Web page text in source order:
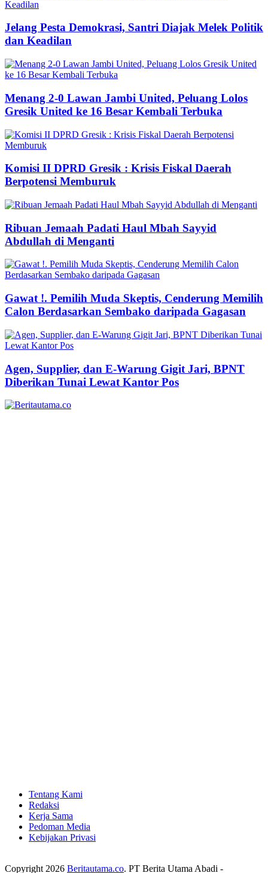
Jelang Pesta Demokrasi, Santri Diajak Melek Politik
dan Keadilan
Menang 2-0 Lawan Jambi United, Peluang Lolos
Gresik United ke 16 Besar Kembali Terbuka
Komisi II DPRD Gresik : Krisis Fiskal Daerah
Berpotensi Memburuk
Ribuan Jemaah Padati Haul Mbah Sayyid
Abdullah di Menganti
Gawat !. Pemilih Muda Skeptis, Cenderung Memilih
Calon Berdasarkan Sembako daripada Gagasan
Agen, Supplier, dan E-Warung Gigit Jari, BPNT
Diberikan Tunai Lewat Kantor Pos
Tentang Kami
Redaksi
Kerja Sama
Pedoman Media
Kebijakan Privasi
Copyright 2026 Beritautama.co. PT Berita Utama Abadi -